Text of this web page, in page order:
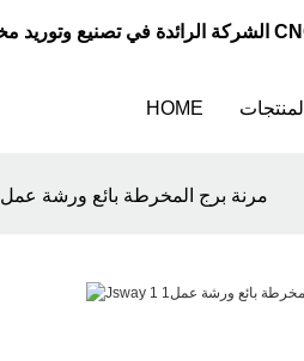
HOME المنتجات
Jsway مرنة برج المخرطة بائع ورشة عمل1